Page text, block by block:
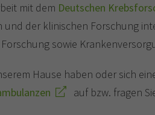
mit dem Deutschen
der klinischen Forschung
sowie
Hause haben oder sich
auf bzw. fragen